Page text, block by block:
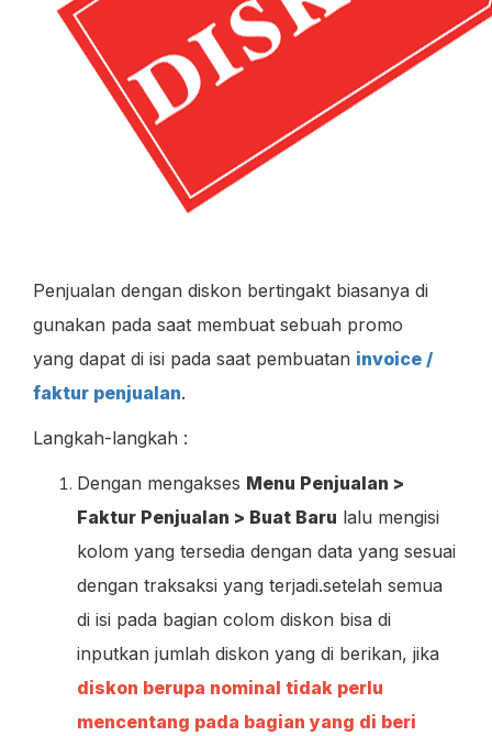
Penjualan dengan diskon bertingakt biasanya di
gunakan pada saat membuat sebuah promo
yang dapat di isi pada saat pembuatan invoice /
faktur penjualan.
Langkah-langkah :
Dengan mengakses Menu Penjualan >
Faktur Penjualan > Buat Baru lalu mengisi
kolom yang tersedia dengan data yang sesuai
dengan traksaksi yang terjadi.setelah semua
di isi pada bagian colom diskon bisa di
inputkan jumlah diskon yang di berikan, jika
diskon berupa nominal tidak perlu
mencentang pada bagian yang di beri